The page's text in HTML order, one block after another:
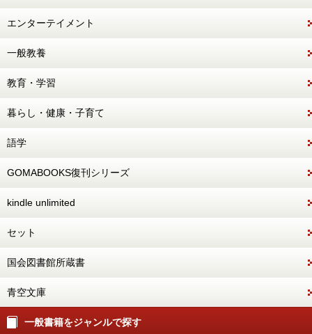
エンターテイメント
一般教養
教育・学習
暮らし・健康・子育て
語学
GOMABOOKS復刊シリーズ
kindle unlimited
セット
国会図書館所蔵書
青空文庫
一般書籍をジャンルで探す